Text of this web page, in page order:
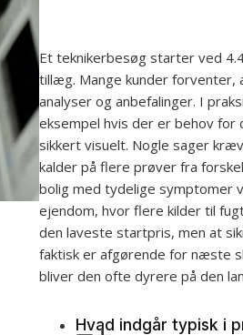
Et teknikerbesøg starter ved
tillæg. Mange kunder
analyser og anbefalinger. I
eksempel hvis der er behov for
sikkert visuelt. Nogle sager
kalder på flere prøver fra
bolig med tydelige symptomer
ejendom, hvor flere kilder til
den laveste startpris, men at
faktisk er afgørende for næste
bliver den ofte dyrere på den
Hvad indgår typisk i